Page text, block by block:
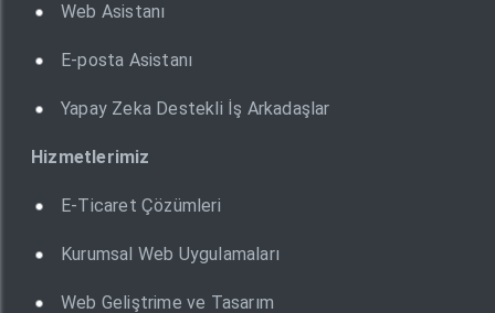
Web Asistanı
E-posta Asistanı
Yapay Zeka Destekli İş Arkadaşlar
Hizmetlerimiz
E-Ticaret Çözümleri
Kurumsal Web Uygulamaları
Web Geliştrime ve Tasarım